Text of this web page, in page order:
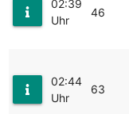
02:39
Uhr
46
02:44
Uhr
63